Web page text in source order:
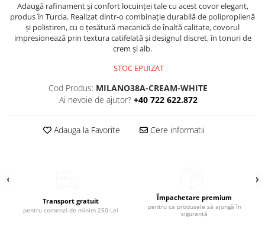
Adaugă rafinament și confort locuinței tale cu acest covor elegant,
produs în Turcia. Realizat dintr-o combinație durabilă de polipropilenă
și polistiren, cu o țesătură mecanică de înaltă calitate, covorul
impresionează prin textura catifelată și designul discret, în tonuri de
crem și alb.
STOC EPUIZAT
Cod Produs: MILANO38A-CREAM-WHITE
Ai nevoie de ajutor? +40 722 622.872
Adauga la Favorite Cere informatii
Transport gratuit
pentru comenzi de minim 250 Lei
Împachetare premium
pentru ca produsele să ajungă în
siguranță